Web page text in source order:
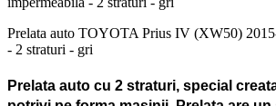
Prelata auto TOYOTA Prius IV (XW50)
- 2 straturi - gri
Prelata auto cu 2 straturi, special